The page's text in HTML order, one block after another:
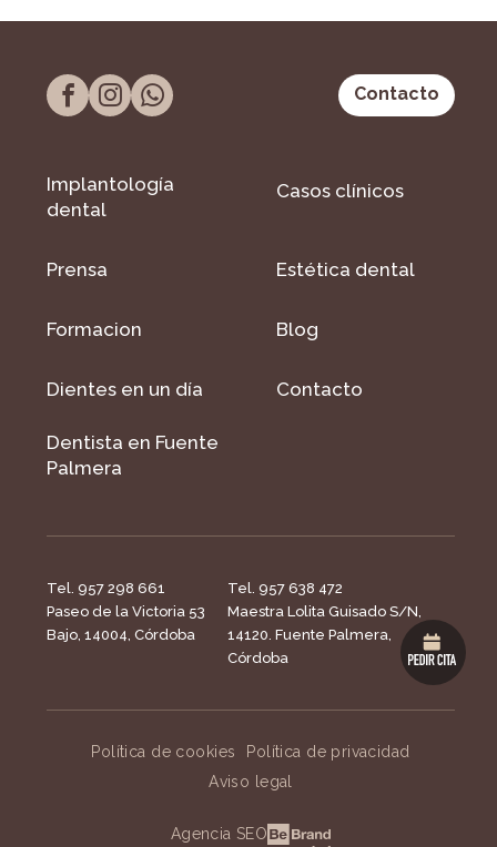
Contacto
Implantología
dental
Casos clínicos
Prensa Estética dental
Formacion Blog
Dientes en un día Contacto
Dentista en Fuente
Palmera
Tel. 957 298 661
Paseo de la Victoria 53
Bajo, 14004, Córdoba
Tel. 957 638 472
Maestra Lolita Guisado S/N,
14120. Fuente Palmera,
Córdoba
Política de cookies
Política de privacidad
Aviso legal
Agencia SEO